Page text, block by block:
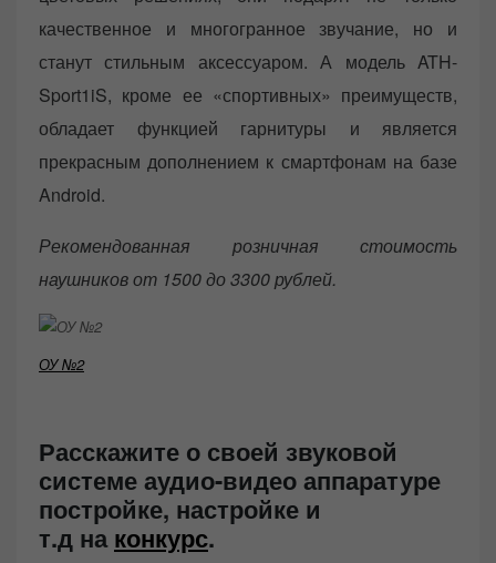
качественное и многогранное звучание, но и
станут стильным аксессуаром. А модель ATH-
Sport1iS, кроме ее «спортивных» преимуществ,
обладает функцией гарнитуры и является
прекрасным дополнением к смартфонам на базе
Android.
Рекомендованная розничная стоимость
наушников от 1500 до 3300 рублей.
ОУ №2
Расскажите о своей звуковой
системе аудио-видео аппаратуре
постройке, настройке и
т.д наконкурс.